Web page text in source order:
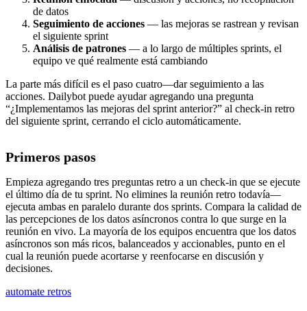
de datos
Seguimiento de acciones — las mejoras se rastrean y revisan
el siguiente sprint
Análisis de patrones — a lo largo de múltiples sprints, el
equipo ve qué realmente está cambiando
La parte más difícil es el paso cuatro—dar seguimiento a las
acciones. Dailybot puede ayudar agregando una pregunta
“¿Implementamos las mejoras del sprint anterior?” al check-in retro
del siguiente sprint, cerrando el ciclo automáticamente.
Primeros pasos
Empieza agregando tres preguntas retro a un check-in que se ejecute
el último día de tu sprint. No elimines la reunión retro todavía—
ejecuta ambas en paralelo durante dos sprints. Compara la calidad de
las percepciones de los datos asíncronos contra lo que surge en la
reunión en vivo. La mayoría de los equipos encuentra que los datos
asíncronos son más ricos, balanceados y accionables, punto en el
cual la reunión puede acortarse y reenfocarse en discusión y
decisiones.
automate retros